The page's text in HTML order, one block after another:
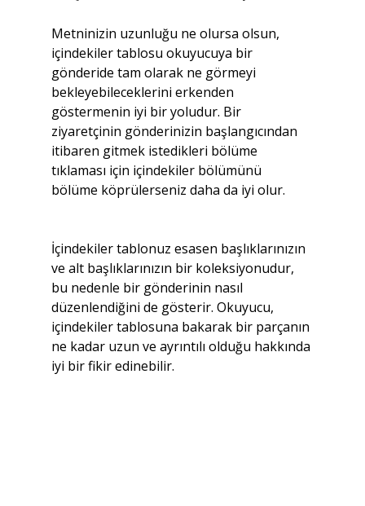
Metninizin uzunluğu ne olursa olsun,
içindekiler tablosu okuyucuya bir
gönderide tam olarak ne görmeyi
bekleyebileceklerini erkenden
göstermenin iyi bir yoludur. Bir
ziyaretçinin gönderinizin başlangıcından
itibaren gitmek istedikleri bölüme
tıklaması için içindekiler bölümünü
bölüme köprülerseniz daha da iyi olur.
İçindekiler tablonuz esasen başlıklarınızın
ve alt başlıklarınızın bir koleksiyonudur,
bu nedenle bir gönderinin nasıl
düzenlendiğini de gösterir. Okuyucu,
içindekiler tablosuna bakarak bir parçanın
ne kadar uzun ve ayrıntılı olduğu hakkında
iyi bir fikir edinebilir.